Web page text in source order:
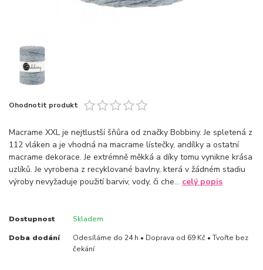
Ohodnotit produkt
Macrame XXL je nejtlustší šňůra od značky Bobbiny. Je spletená z
112 vláken a je vhodná na macrame lístečky, andílky a ostatní
macrame dekorace. Je extrémně měkká a díky tomu vynikne krása
uzlíků. Je vyrobena z recyklované bavlny, která v žádném stadiu
výroby nevyžaduje použití barviv, vody, či che... celý popis
Dostupnost Skladem
Doba dodání
Odesíláme do 24 h • Doprava od 69 Kč • Tvořte bez
čekání